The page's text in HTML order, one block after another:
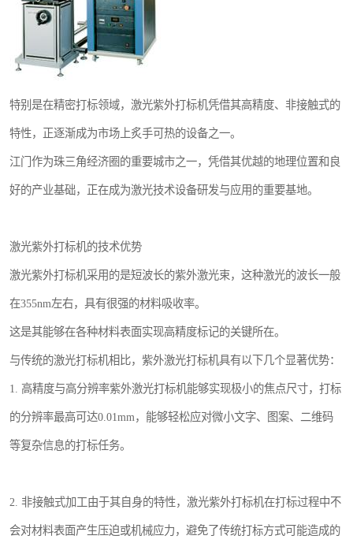
特别是在精密打标领域，激光紫外打标机凭借其高精度、非接触式的
特性，正逐渐成为市场上炙手可热的设备之一。
江门作为珠三角经济圈的重要城市之一，凭借其优越的地理位置和良
好的产业基础，正在成为激光技术设备研发与应用的重要基地。
激光紫外打标机的技术优势
激光紫外打标机采用的是短波长的紫外激光束，这种激光的波长一般
在355nm左右，具有很强的材料吸收率。
这是其能够在各种材料表面实现高精度标记的关键所在。
与传统的激光打标机相比，紫外激光打标机具有以下几个显著优势：
1. 高精度与高分辨率紫外激光打标机能够实现极小的焦点尺寸，打标
的分辨率最高可达0.01mm，能够轻松应对微小文字、图案、二维码
等复杂信息的打标任务。
2. 非接触式加工由于其自身的特性，激光紫外打标机在打标过程中不
会对材料表面产生压迫或机械应力，避免了传统打标方式可能造成的